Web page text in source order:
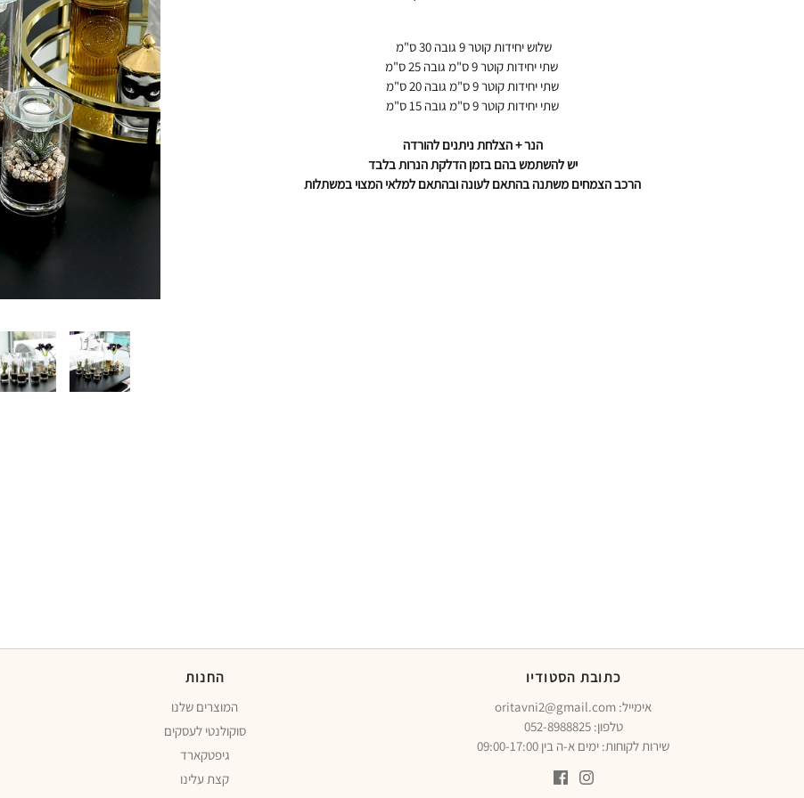
סוקולנטי לעסקים
שלוש יחידות קוטר 9 גובה 30 ס"מ
שתי יחידות קוטר 9 ס"מ גובה 25 ס"מ
שתי יחידות קוטר 9 ס"מ גובה 20 ס"מ
שתי יחידות קוטר 9 ס"מ גובה 15 ס"מ
הנר + הצלחת ניתנים להורדה
יש להשתמש בהם בזמן הדלקת הנרות בלבד
הרכב הצמחים משתנה בהתאם לעונה ובהתאם למלאי המצוי במשתלות
החנות
המוצרים שלנו
סוקולנטי לעסקים
גיפטקארד
קצת עלינו
כתובת הסטודיו
oritavni2@gmail.com :אימייל
טלפון:052-8988825
שירות לקוחות: ימים א-ה בין 09:00-17:00